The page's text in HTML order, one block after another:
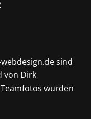
sind
von Dirk
wurden